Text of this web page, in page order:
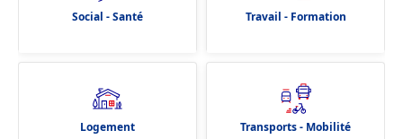
Social - Santé Travail - Formation
Logement Transports - Mobilité